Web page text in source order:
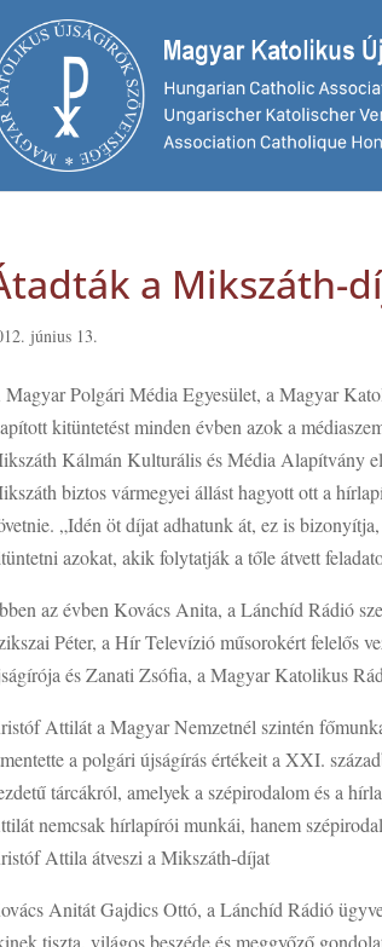
a Mikszáth-
június 13.
Magyar Polgári Média Egyesület, a Magyar
kitüntetést minden évben azok a
Kálmán Kulturális és Média Alapítvány
biztos vármegyei állást hagyott ott a
„Idén öt díjat adhatunk át, ez is
azokat, akik folytatják a tőle átvett
az évben Kovács Anita, a Lánchíd Rádió
Péter, a Hír Televízió műsorokért felelős
és Zanati Zsófia, a Magyar Katolikus
Attilát a Magyar Nemzetnél szintén
a polgári újságírás értékeit a XXI.
tárcákról, amelyek a szépirodalom és a
nemcsak hírlapírói munkái, hanem
Attila átveszi a Mikszáth-díjat
Anitát Gajdics Ottó, a Lánchíd Rádió
tiszta, világos beszéde és meggyőző